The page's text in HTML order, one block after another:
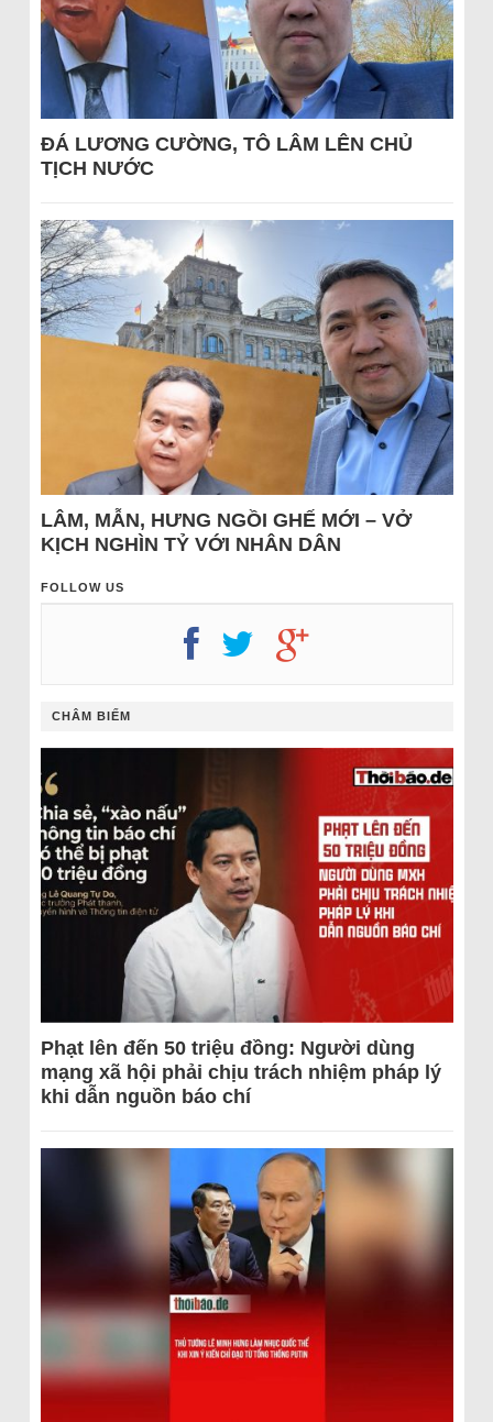
ĐÁ LƯƠNG CƯỜNG, TÔ LÂM LÊN CHỦ
TỊCH NƯỚC
LÂM, MẪN, HƯNG NGỒI GHẾ MỚI – VỞ
KỊCH NGHÌN TỶ VỚI NHÂN DÂN
FOLLOW US
CHÂM BIẾM
Phạt lên đến 50 triệu đồng: Người dùng
mạng xã hội phải chịu trách nhiệm pháp lý
khi dẫn nguồn báo chí